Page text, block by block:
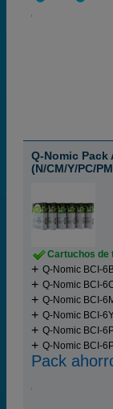
Q-Nomic Pack
(N/CM/Y/PC/
Cartuchos de
Q-Nomic BCI-
Q-Nomic BCI-
Q-Nomic BCI-
Q-Nomic BCI-
Q-Nomic BCI-
Q-Nomic BCI-
Pack